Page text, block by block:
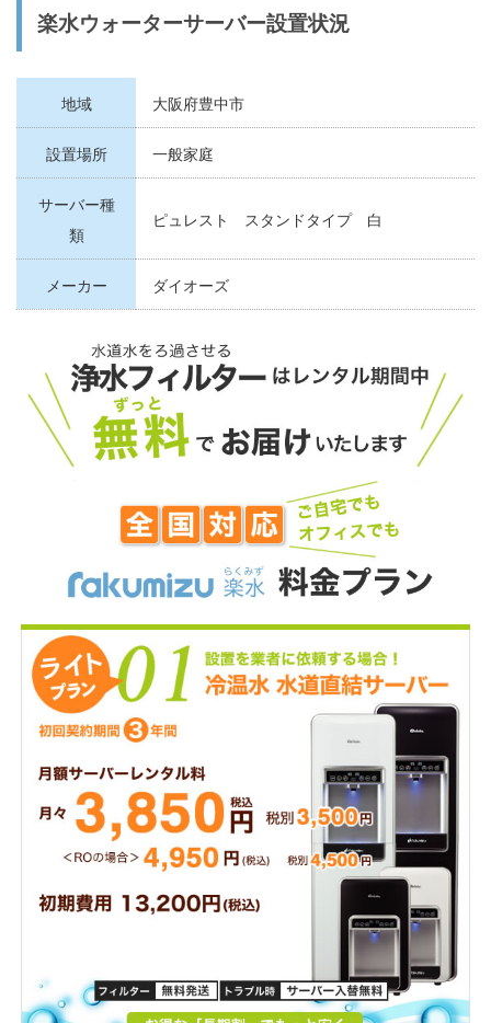
楽水ウォーターサーバー設置状況
地域 大阪府豊中市
設置場所 一般家庭
サーバー種
類
ピュレスト スタンドタイプ 白
メーカー ダイオーズ